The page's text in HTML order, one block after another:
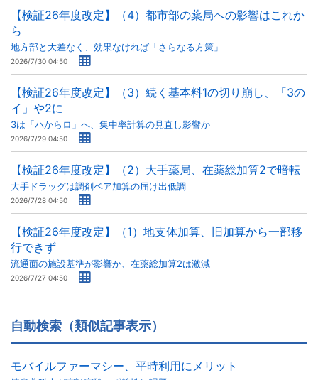
【検証26年度改定】（4）都市部の薬局への影響はこれか
ら
地方部と大差なく、効果なければ「さらなる方策」
2026/7/30 04:50
【検証26年度改定】（3）続く基本料1の切り崩し、「3の
イ」や2に
3は「ハからロ」へ、集中率計算の見直し影響か
2026/7/29 04:50
【検証26年度改定】（2）大手薬局、在薬総加算2で暗転
大手ドラッグは調剤ベア加算の届け出低調
2026/7/28 04:50
【検証26年度改定】（1）地支体加算、旧加算から一部移
行できず
流通面の施設基準が影響か、在薬総加算2は激減
2026/7/27 04:50
自動検索（類似記事表示）
モバイルファーマシー、平時利用にメリット